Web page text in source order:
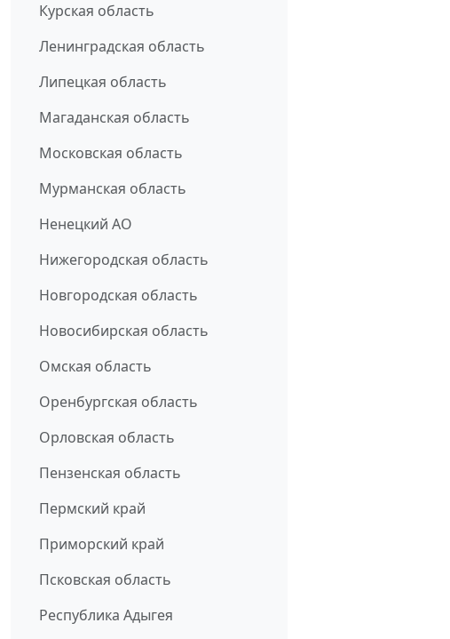
Курская область
Ленинградская область
Липецкая область
Магаданская область
Московская область
Мурманская область
Ненецкий АО
Нижегородская область
Новгородская область
Новосибирская область
Омская область
Оренбургская область
Орловская область
Пензенская область
Пермский край
Приморский край
Псковская область
Республика Адыгея